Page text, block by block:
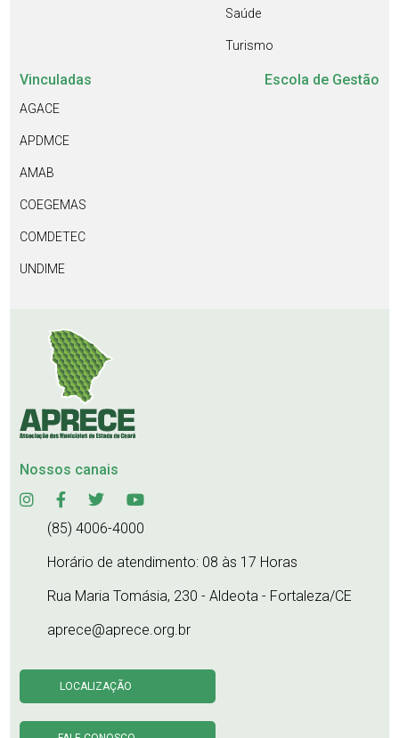
Saúde
Turismo
Vinculadas
AGACE
APDMCE
AMAB
COEGEMAS
COMDETEC
UNDIME
Escola de Gestão
Nossos canais
(85) 4006-4000
Horário de atendimento: 08 às 17 Horas
Rua Maria Tomásia, 230 - Aldeota - Fortaleza/CE
aprece@aprece.org.br
LOCALIZAÇÃO